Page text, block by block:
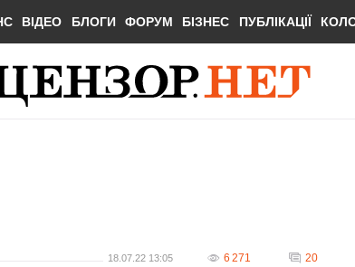
ВІДЕО БЛОГИ ФОРУМ БІЗНЕС ПУБЛІКАЦІЇ
18.07.22 13:05 6 271 20